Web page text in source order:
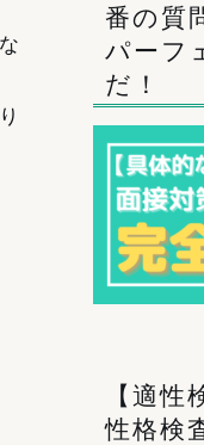
番の質
パーフ
だ！
【適性
性格検